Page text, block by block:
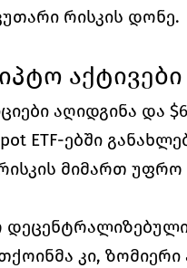
რისკის დონე.
აქტივები
აღიდგინა და
ETF-ებში
მიმართ
კი, ზომიერი